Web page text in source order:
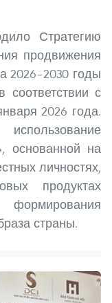
Стратегию
продвижения
2026–2030 годы
соответствии с
2026 года.
основанной на
личностях,
продуктах
страны.